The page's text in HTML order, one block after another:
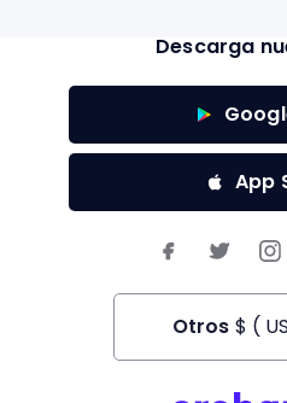
Descarga
App
Otros $ (